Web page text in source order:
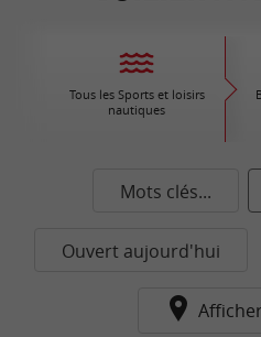
Tous les Sports et loisirs
nautiques
Mots clés...
Ouvert aujourd'hui